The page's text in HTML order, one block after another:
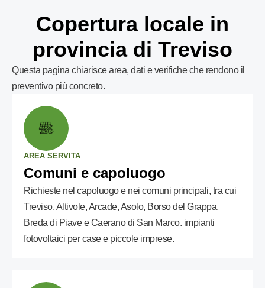
Copertura locale in
provincia di Treviso
Questa pagina chiarisce area, dati e verifiche che rendono il
preventivo più concreto.
AREA SERVITA
Comuni e capoluogo
Richieste nel capoluogo e nei comuni principali, tra cui
Treviso, Altivole, Arcade, Asolo, Borso del Grappa,
Breda di Piave e Caerano di San Marco. impianti
fotovoltaici per case e piccole imprese.